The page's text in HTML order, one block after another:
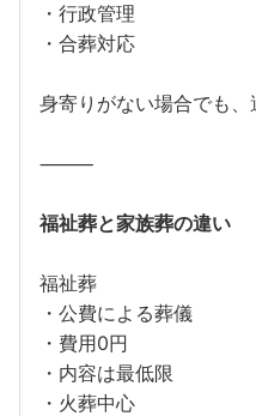
・行政管理
・合葬対応
身寄りがない場合でも、
⸻
福祉葬と家族葬の違い
福祉葬
・公費による葬儀
・費用0円
・内容は最低限
・火葬中心